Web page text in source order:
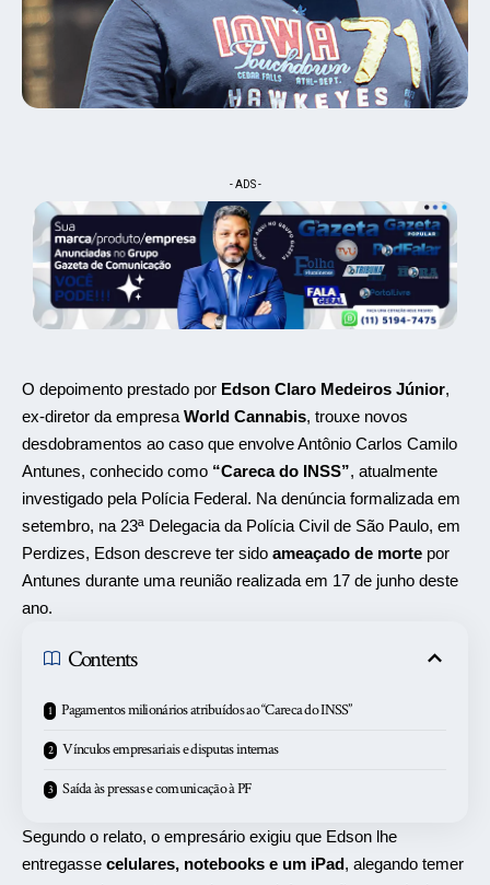
- ADS -
O depoimento prestado por Edson Claro Medeiros Júnior,
ex-diretor da empresa World Cannabis, trouxe novos
desdobramentos ao caso que envolve Antônio Carlos Camilo
Antunes, conhecido como “Careca do INSS”, atualmente
investigado pela Polícia Federal. Na denúncia formalizada em
setembro, na 23ª Delegacia da Polícia Civil de São Paulo, em
Perdizes, Edson descreve ter sido ameaçado de morte por
Antunes durante uma reunião realizada em 17 de junho deste
ano.
Contents
Pagamentos milionários atribuídos ao “Careca do INSS”
Vínculos empresariais e disputas internas
Saída às pressas e comunicação à PF
Segundo o relato, o empresário exigiu que Edson lhe
entregasse celulares, notebooks e um iPad, alegando temer